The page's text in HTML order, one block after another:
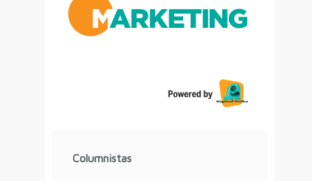
Columnistas